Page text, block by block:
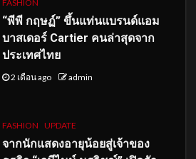
FASHION
“พีพี กฤษฏ์” ขึ้นแท่นแบรนด์แอม
บาสเดอร์ Cartier คนล่าสุดจาก
ประเทศไทย
2 เดือน ago admin
FASHION UPDATE
จากนักแสดงอายุน้อยสู่เจ้าของ